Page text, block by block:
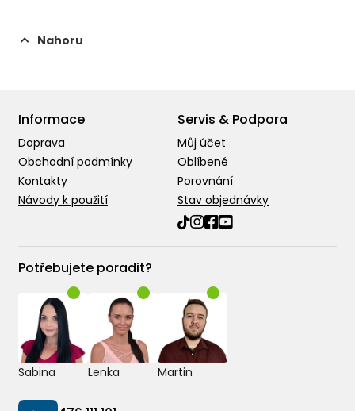
Nahoru
Informace
Doprava
Obchodní podmínky
Kontakty
Návody k použití
Servis & Podpora
Můj účet
Oblíbené
Porovnání
Stav objednávky
Potřebujete poradit?
Sabina Lenka Martin